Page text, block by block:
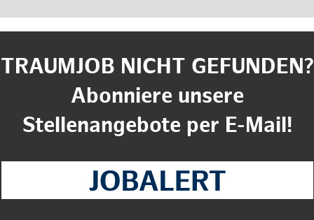
TRAUMJOB NICHT GEFUNDEN?
Abonniere unsere
Stellenangebote per E-Mail!